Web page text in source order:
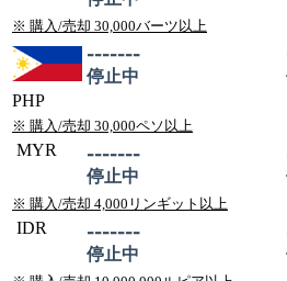
※ 購入/売却 30,000バーツ以上
PHP
-------
停止中
※ 購入/売却 30,000ペソ以上
MYR -------
停止中
※ 購入/売却 4,000リンギット以上
IDR -------
停止中